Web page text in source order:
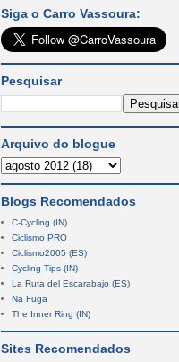
Siga o Carro Vassoura:
Pesquisar
Arquivo do blogue
Blogs Recomendados
C-Cycling (IN)
Ciclismo PRO
Ciclismo2005 (ES)
Cycling Tips (IN)
La Ruta del Escarabajo (ES)
Na Fuga
The Inner Ring (IN)
Sites Recomendados